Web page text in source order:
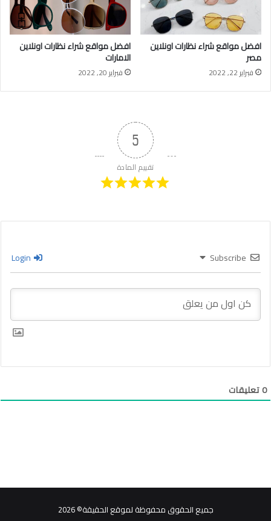
افضل مواقع شراء نظارات اونلاين
مصر
فبراير 22, 2022
افضل مواقع شراء نظارات اونلاين
الامارات
فبراير 20, 2022
5
تقييم المادة
Subscribe
0تعليقات
جميع الحقوق محفوظة لموقع الحقيقة© 2026